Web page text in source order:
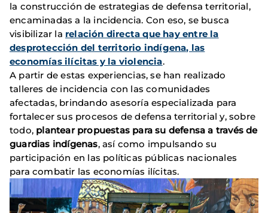
la construcción de estrategias de defensa territorial,
encaminadas a la incidencia. Con eso, se busca
visibilizar la relación directa que hay entre la
desprotección del territorio indígena, las
economías ilícitas y la violencia.
A partir de estas experiencias, se han realizado
talleres de incidencia con las comunidades
afectadas, brindando asesoría especializada para
fortalecer sus procesos de defensa territorial y, sobre
todo, plantear propuestas para su defensa a través de
guardias indígenas, así como impulsando su
participación en las políticas públicas nacionales
para combatir las economías ilícitas.